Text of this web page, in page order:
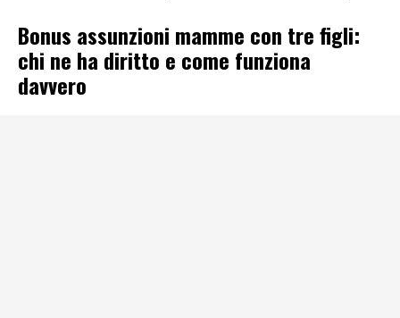
Bonus assunzioni mamme con tre figli:
chi ne ha diritto e come funziona
davvero